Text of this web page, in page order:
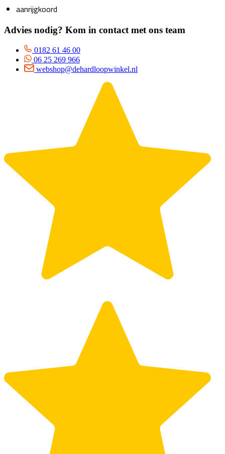
aanrijgkoord
Advies nodig? Kom in contact met ons team
0182 61 46 00
06 25 269 966
webshop@dehardloopwinkel.nl